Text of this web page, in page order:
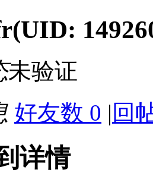
(UID:
未验证
好友数 0 | 回
详情